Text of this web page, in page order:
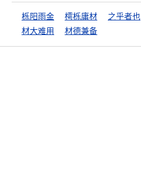
栎阳雨金 樗栎庸材 之乎者也
材大难用
材德兼备